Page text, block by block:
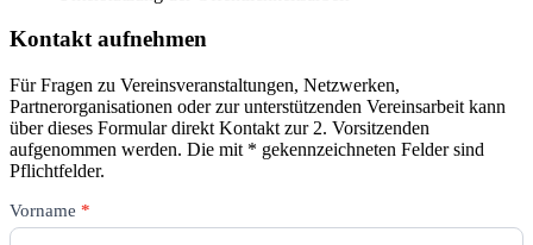
Kontakt aufnehmen
Für Fragen zu Vereinsveranstaltungen, Netzwerken,
Partnerorganisationen oder zur unterstützenden Vereinsarbeit kann
über dieses Formular direkt Kontakt zur 2. Vorsitzenden
aufgenommen werden. Die mit * gekennzeichneten Felder sind
Pflichtfelder.
Kontakt
–
Vorname *